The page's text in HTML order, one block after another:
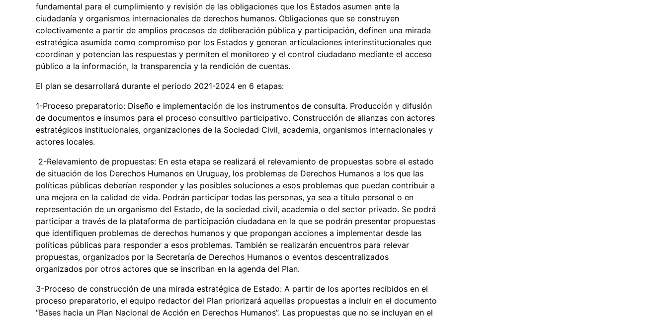
fundamental para el cumplimiento y revisión de las obligaciones que los Estados asumen ante la
ciudadanía y organismos internacionales de derechos humanos. Obligaciones que se construyen
colectivamente a partir de amplios procesos de deliberación pública y participación, definen una mirada
estratégica asumida como compromiso por los Estados y generan articulaciones interinstitucionales que
coordinan y potencian las respuestas y permiten el monitoreo y el control ciudadano mediante el acceso
público a la información, la transparencia y la rendición de cuentas.
El plan se desarrollará durante el período 2021-2024 en 6 etapas:
1-Proceso preparatorio: Diseño e implementación de los instrumentos de consulta. Producción y difusión
de documentos e insumos para el proceso consultivo participativo. Construcción de alianzas con actores
estratégicos institucionales, organizaciones de la Sociedad Civil, academia, organismos internacionales y
actores locales.
2-Relevamiento de propuestas: En esta etapa se realizará el relevamiento de propuestas sobre el estado
de situación de los Derechos Humanos en Uruguay, los problemas de Derechos Humanos a los que las
políticas públicas deberían responder y las posibles soluciones a esos problemas que puedan contribuir a
una mejora en la calidad de vida. Podrán participar todas las personas, ya sea a título personal o en
representación de un organismo del Estado, de la sociedad civil, academia o del sector privado. Se podrá
participar a través de la plataforma de participación ciudadana en la que se podrán presentar propuestas
que identifiquen problemas de derechos humanos y que propongan acciones a implementar desde las
políticas públicas para responder a esos problemas. También se realizarán encuentros para relevar
propuestas, organizados por la Secretaría de Derechos Humanos o eventos descentralizados
organizados por otros actores que se inscriban en la agenda del Plan.
3-Proceso de construcción de una mirada estratégica de Estado: A partir de los aportes recibidos en el
proceso preparatorio, el equipo redactor del Plan priorizará aquellas propuestas a incluir en el documento
“Bases hacia un Plan Nacional de Acción en Derechos Humanos”. Las propuestas que no se incluyan en el